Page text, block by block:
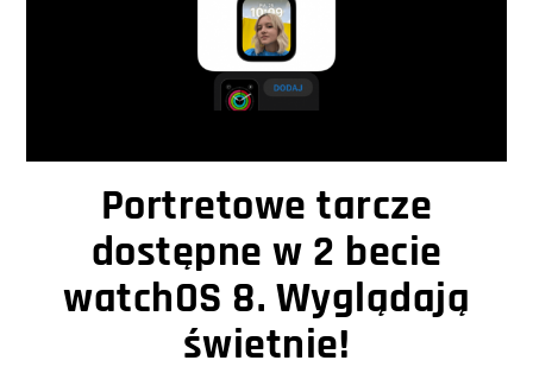
Portretowe tarcze
dostępne w 2 becie
watchOS 8. Wyglądają
świetnie!